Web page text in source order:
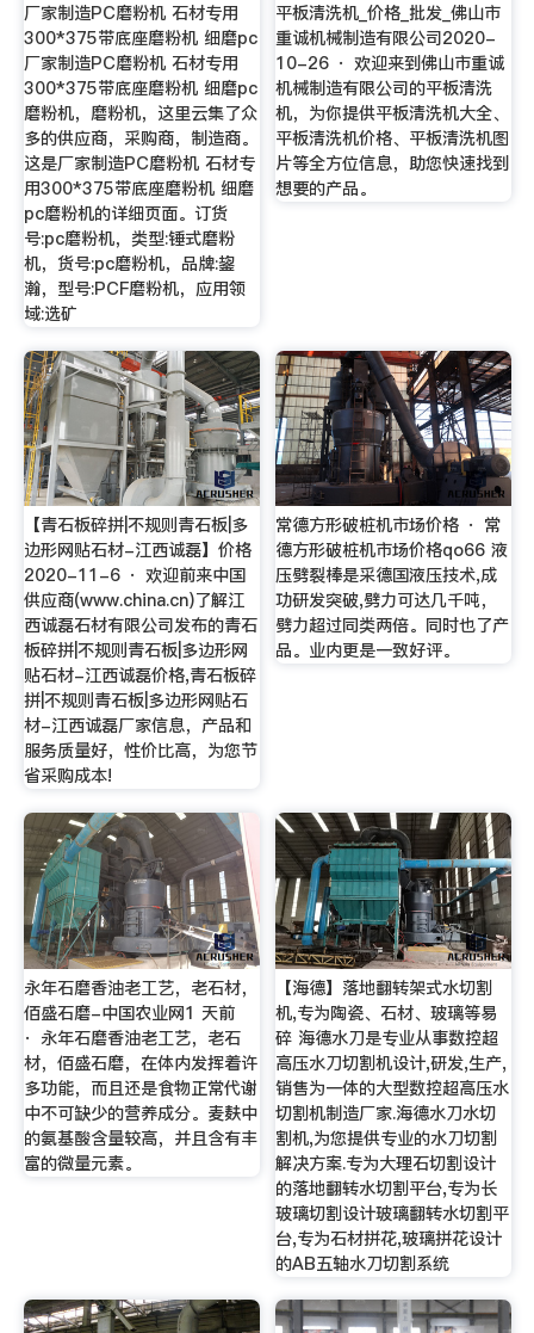
厂家制造PC磨粉机 石材专用
300*375带底座磨粉机 细磨pc
厂家制造PC磨粉机 石材专用
300*375带底座磨粉机 细磨pc
磨粉机，磨粉机，这里云集了众
多的供应商，采购商，制造商。
这是厂家制造PC磨粉机 石材专
用300*375带底座磨粉机 细磨
pc磨粉机的详细页面。订货
号:pc磨粉机，类型:锤式磨粉
机，货号:pc磨粉机，品牌:鋆
瀚，型号:PCF磨粉机，应用领
域:选矿
平板清洗机_价格_批发_佛山市
重诚机械制造有限公司2020-
10-26 · 欢迎来到佛山市重诚
机械制造有限公司的平板清洗
机，为你提供平板清洗机大全、
平板清洗机价格、平板清洗机图
片等全方位信息，助您快速找到
想要的产品。
【青石板碎拼|不规则青石板|多
边形网贴石材-江西诚磊】价格
2020-11-6 · 欢迎前来中国
供应商(www.china.cn)了解江
西诚磊石材有限公司发布的青石
板碎拼|不规则青石板|多边形网
贴石材-江西诚磊价格,青石板碎
拼|不规则青石板|多边形网贴石
材-江西诚磊厂家信息，产品和
服务质量好，性价比高，为您节
省采购成本!
常德方形破桩机市场价格 · 常
德方形破桩机市场价格qo66 液
压劈裂棒是采德国液压技术,成
功研发突破,劈力可达几千吨，
劈力超过同类两倍。同时也了产
品。业内更是一致好评。
永年石磨香油老工艺，老石材，
佰盛石磨-中国农业网1 天前
· 永年石磨香油老工艺，老石
材，佰盛石磨，在体内发挥着许
多功能，而且还是食物正常代谢
中不可缺少的营养成分。麦麸中
的氨基酸含量较高，并且含有丰
富的微量元素。
【海德】落地翻转架式水切割
机,专为陶瓷、石材、玻璃等易
碎 海德水刀是专业从事数控超
高压水刀切割机设计,研发,生产,
销售为一体的大型数控超高压水
切割机制造厂家.海德水刀水切
割机,为您提供专业的水刀切割
解决方案.专为大理石切割设计
的落地翻转水切割平台,专为长
玻璃切割设计玻璃翻转水切割平
台,专为石材拼花,玻璃拼花设计
的AB五轴水刀切割系统